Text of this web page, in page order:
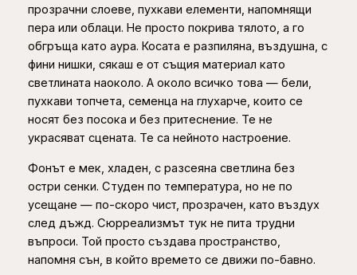
1
8
9
,
0
0
€
е
к
о
т
а
–
с
ю
р
е
а
л
и
с
прозрачни слоеве, пухкави елементи, напомнящи
пера или облаци. Не просто покрива тялото, а го
обгръща като аура. Косата е разпиляна, въздушна, с
фини нишки, сякаш е от същия материал като
светлината наоколо. А около всичко това — бели,
пухкави топчета, семенца на глухарче, които се
носят без посока и без притеснение. Те не
украсяват сцената. Те са нейното настроение.
Фонът е мек, хладен, с разсеяна светлина без
остри сенки. Студен по температура, но не по
усещане — по-скоро чист, прозрачен, като въздух
след дъжд. Сюрреализмът тук не пита трудни
въпроси. Той просто създава пространство,
напомня сън, в който времето се движи по-бавно.